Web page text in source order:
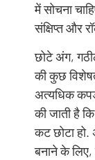
में सोचना
संक्षिप्त और
छोटे अंग,
की कुछ
अत्यधिक
की जाती है
कट छोटा
बनाने के लिए,